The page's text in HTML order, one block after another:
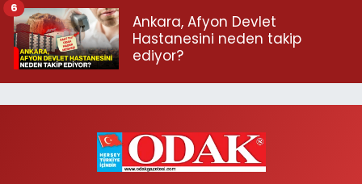
Ankara, Afyon Devlet
Hastanesini neden takip
ediyor?
6